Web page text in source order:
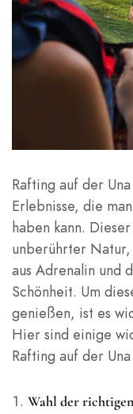
Rafting auf der
Erlebnisse, die
haben kann.
unberührter
aus Adrenalin und
Schönheit. Um
genießen, ist es
Hier sind einige
Rafting auf der
Wahl der